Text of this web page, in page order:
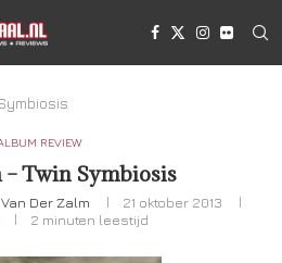
REVIEW
Twin Symbiosis
Der Zalm
21 oktober 2013
2 minuten leestijd